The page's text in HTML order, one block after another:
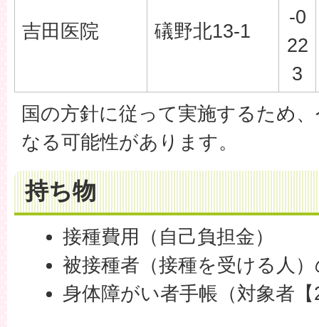
吉田医院 礒野北13-1
-0
22
3
国の方針に従って実施するため
なる可能性があります。
持ち物
接種費用（自己負担金）
被接種者（接種を受ける人
身体障がい者手帳（対象者